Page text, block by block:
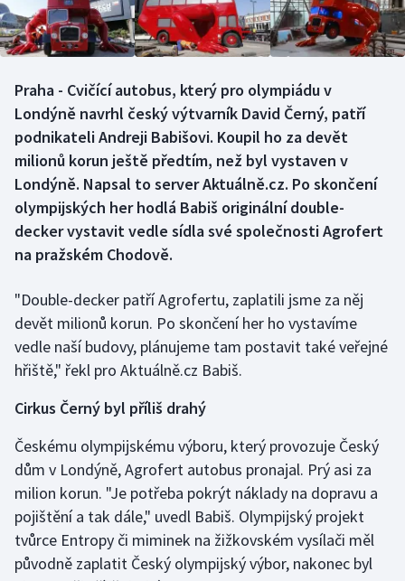
Biatlon
Boby a skeleton
Box
Curling
Dostihy
Florbal
Golf
Gymnastika
Házená
Jezdectví
Judo
Krasobruslení
Aplikace ČT sport
AZ kvíz
Praha - Cvičící autobus, který pro olympiádu v
Londýně navrhl český výtvarník David Černý, patří
podnikateli Andreji Babišovi. Koupil ho za devět
milionů korun ještě předtím, než byl vystaven v
Londýně. Napsal to server Aktuálně.cz. Po skončení
olympijských her hodlá Babiš originální double-
decker vystavit vedle sídla své společnosti Agrofert
na pražském Chodově.
"Double-decker patří Agrofertu, zaplatili jsme za něj
devět milionů korun. Po skončení her ho vystavíme
vedle naší budovy, plánujeme tam postavit také veřejné
hřiště," řekl pro Aktuálně.cz Babiš.
Cirkus Černý byl příliš drahý
Českému olympijskému výboru, který provozuje Český
dům v Londýně, Agrofert autobus pronajal. Prý asi za
milion korun. "Je potřeba pokrýt náklady na dopravu a
pojištění a tak dále," uvedl Babiš. Olympijský projekt
tvůrce Entropy či miminek na žižkovském vysílači měl
původně zaplatit Český olympijský výbor, nakonec byl